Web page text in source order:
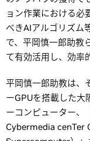
ョン作業における必
べきAIアルゴリズム
で、平岡慎一郎助教
て有効活用し、効率
平岡慎一郎助教は、
ーGPUを搭載した大
ーコンピューター、
Cybermedia cenTer